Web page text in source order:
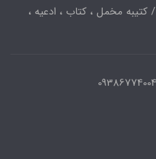
کتیبه مخمل ، کتاب ، ادعیه ،